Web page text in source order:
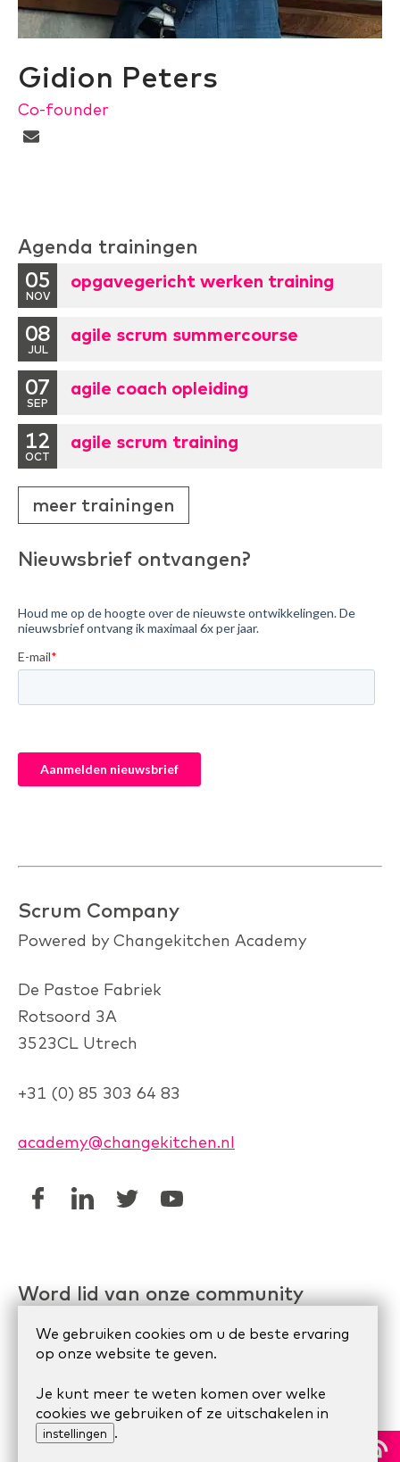
Gidion Peters
Co-founder
Agenda trainingen
05
NOV
opgavegericht werken training
08
JUL
agile scrum summercourse
07
SEP
agile coach opleiding
12
OCT
agile scrum training
meer trainingen
Nieuwsbrief ontvangen?
Scrum Company
Powered by Changekitchen Academy
De Pastoe Fabriek
Rotsoord 3A
3523CL Utrech
+31 (0) 85 303 64 83
academy@changekitchen.nl
Word lid van onze community
Linkedin AgileHR
Meetup Organize Agile
© 2024 Scrum Company.
We gebruiken cookies om u de beste ervaring
op onze website te geven.
Je kunt meer te weten komen over welke
cookies we gebruiken of ze uitschakelen in
instellingen .